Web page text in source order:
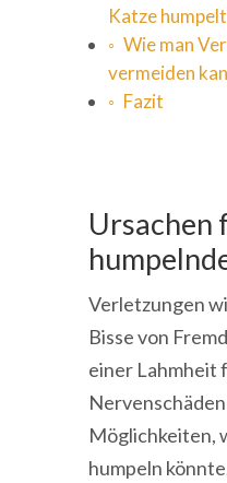
Katze humpelt
Wie man
vermeiden
Fazit
Ursachen
Verletzungen
Bisse von
einer Lahmheit
Möglichkeiten,
humpeln